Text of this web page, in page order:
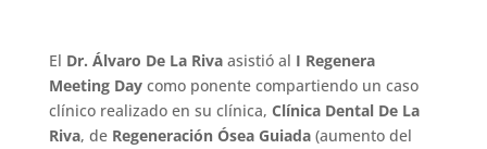
El Dr. Álvaro De La Rivaasistió al I Regenera
Meeting Daycomo ponente compartiendo un caso
clínico realizado en su clínica, Clínica Dental De La
Riva, deRegeneración Ósea Guiada(aumento del